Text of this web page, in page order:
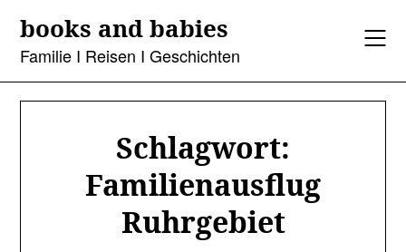
content
books and babies
Familie I Reisen I Geschichten
Schlagwort:
Familienausflug
Ruhrgebiet